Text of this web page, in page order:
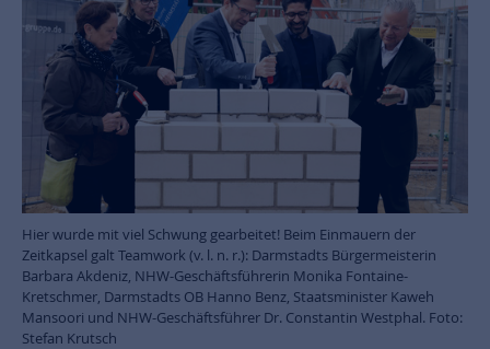
Hier wurde mit viel Schwung gearbeitet! Beim Einmauern der
Zeitkapsel galt Teamwork (v. l. n. r.): Darmstadts Bürgermeisterin
Barbara Akdeniz, NHW-Geschäftsführerin Monika Fontaine-
Kretschmer, Darmstadts OB Hanno Benz, Staatsminister Kaweh
Mansoori und NHW-Geschäftsführer Dr. Constantin Westphal. Foto:
Stefan Krutsch